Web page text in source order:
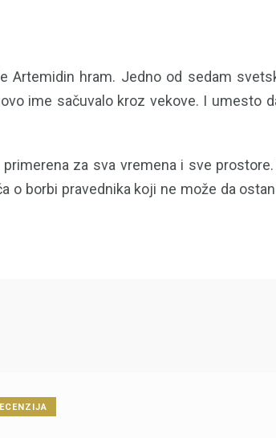
Artemidin hram. Jedno od sedam
ime sačuvalo kroz vekove. I umesto
za sva vremena i sve
o borbi pravednika koji ne može da